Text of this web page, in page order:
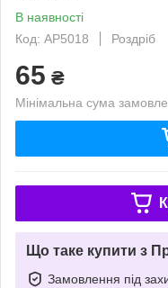
В наявності
Код: AP5018
Роздріб
65 ₴
Мінімальна сума
Що таке купити з
Замовлення під